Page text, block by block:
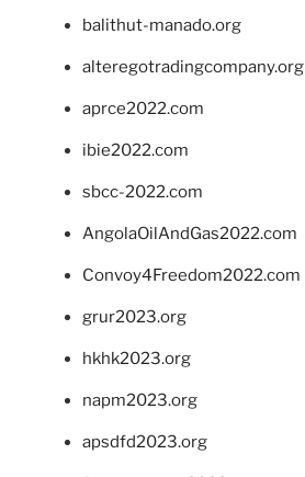
balithut-manado.org
alteregotradingcompany.org
aprce2022.com
ibie2022.com
sbcc-2022.com
AngolaOilAndGas2022.com
Convoy4Freedom2022.com
grur2023.org
hkhk2023.org
napm2023.org
apsdfd2023.org